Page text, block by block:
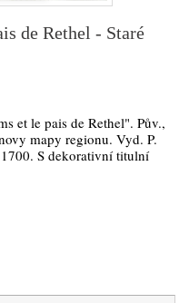
de Rethel - Staré
et le pais de Rethel". Pův.,
mapy regionu. Vyd. P.
S dekorativní titulní